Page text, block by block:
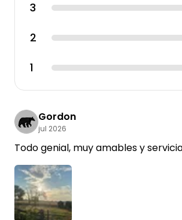
3
2
1
Gordon
jul 2026
Todo genial, muy amables y